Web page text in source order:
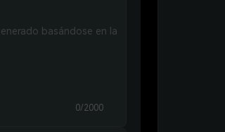
0/2000